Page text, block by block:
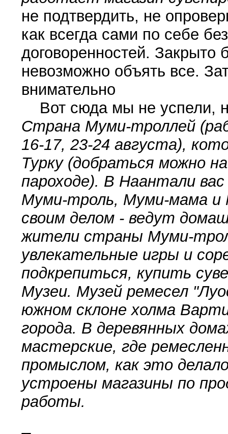
не подтвердить, не
как всегда сами по себе
договоренностей.
невозможно объять все.
внимательно
Вот сюда мы не успели,
Страна Муми-троллей
16-17, 23-24 августа),
Турку (добраться можно
пароходе). В Наантали
Муми-троль, Муми-мама и
своим делом - ведут
жители страны Муми-
увлекательные игры и
подкрепиться, купить
Музеи. Музей ремесел
южном склоне холма
города. В деревянных
мастерские, где
промыслом, как это
устроены магазины по
работы.